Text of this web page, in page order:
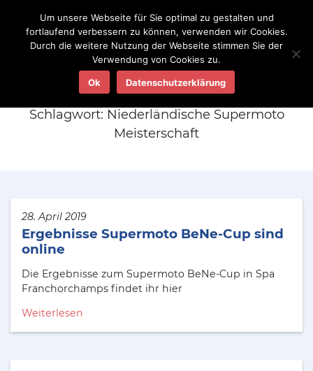
Aktuelles
Schlagwort: Niederländische Supermoto
Meisterschaft
28. April 2019
Ergebnisse Supermoto BeNe-Cup sind
online
Die Ergebnisse zum Supermoto BeNe-Cup in Spa
Franchorchamps findet ihr hier
Weiterlesen
Um unsere Webseite für Sie optimal zu gestalten und
fortlaufend verbessern zu können, verwenden wir Cookies.
Durch die weitere Nutzung der Webseite stimmen Sie der
Verwendung von Cookies zu.
Ok Datenschutzerklärung